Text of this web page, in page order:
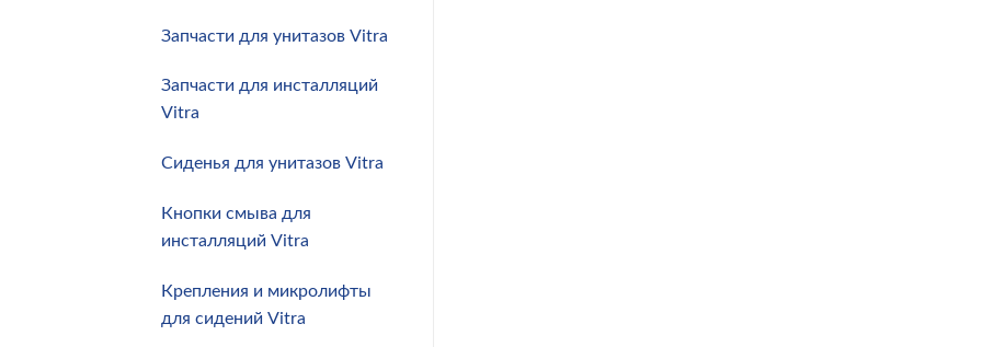
Запчасти для унитазов Vitra
Запчасти для инсталляций
Vitra
Сиденья для унитазов Vitra
Кнопки смыва для
инсталляций Vitra
Крепления и микролифты
для сидений Vitra